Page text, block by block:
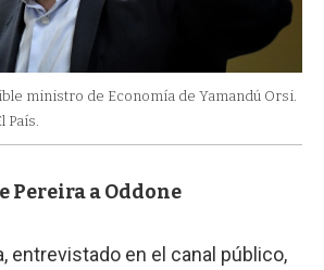
ministro de Economía de Yamandú Orsi.
País.
Pereira a Oddone
entrevistado en el canal público,